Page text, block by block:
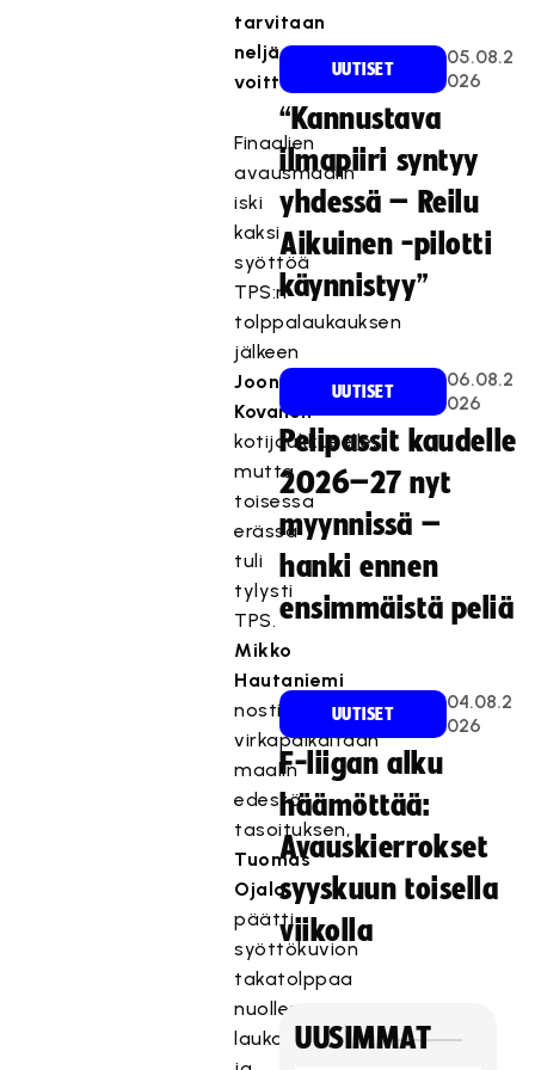
tarvitaan
neljä
voittoa.
Finaalien
avausmaalin
iski
kaksi
syöttöä
TPS:n
tolppalaukauksen
jälkeen
Joonatan
Kovanen
kotijoukkueelle,
mutta
toisessa
erässä
tuli
tylysti
TPS.
Mikko
Hautaniemi
nosti
virkapaikaltaan
maalin
edestä
tasoituksen,
Tuomas
Ojala
päätti
syöttökuvion
takatolppaa
nuolleeseen
laukaukseen
UUTISET
05.08.2
026
“Kannustava
ilmapiiri syntyy
yhdessä – Reilu
Aikuinen -pilotti
käynnistyy”
UUTISET
06.08.2
026
Pelipassit kaudelle
2026–27 nyt
myynnissä –
hanki ennen
ensimmäistä peliä
UUTISET
04.08.2
026
F-liigan alku
häämöttää:
Avauskierrokset
syyskuun toisella
viikolla
UUSIMMAT